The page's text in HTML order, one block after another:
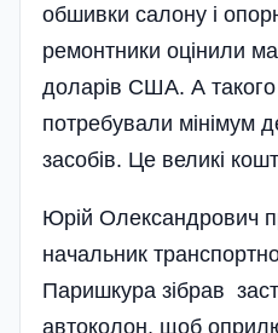
обшивки салону і
ремонтники оцінили
доларів США. А такого
потребували мінімум
засобів. Це великі
Юрій Олександрович
начальник
Паришкура зібрав
автоколон, щоб